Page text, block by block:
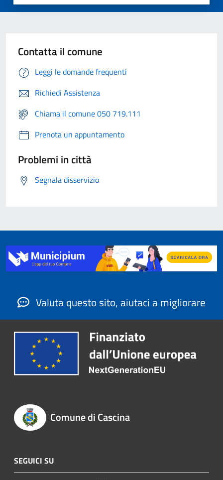
Contatta il comune
Leggi le domande frequenti
Richiedi Assistenza
Chiama il comune 050 719.111
Prenota un appuntamento
Problemi in città
Segnala disservizio
Valuta questo sito, aiutaci a migliorare
Comune di Cascina
SEGUICI SU